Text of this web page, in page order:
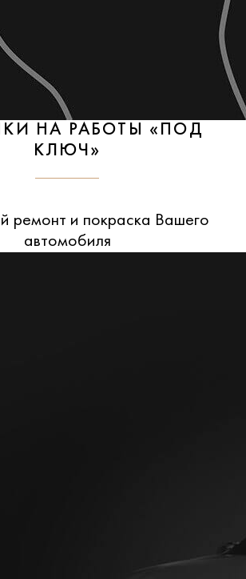
НА РАБОТЫ «ПОД
КЛЮЧ»
ремонт и покраска Вашего
автомобиля